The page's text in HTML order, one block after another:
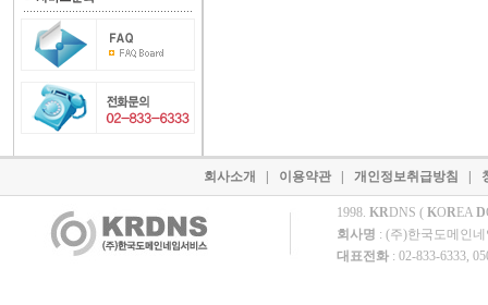
회사소개 이용약관 개인정보취급방침
1998. KRDNS ( KOREA D
회사명 : (주)한국도메인
대표전화 : 02-833-6333,